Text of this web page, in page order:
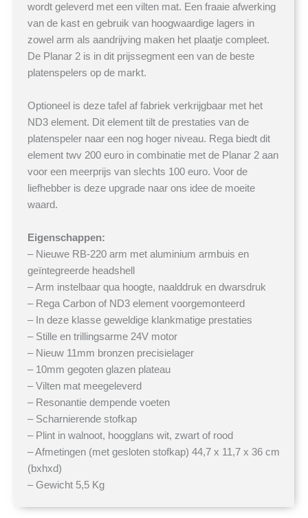
wordt geleverd met een vilten mat. Een fraaie afwerking
van de kast en gebruik van hoogwaardige lagers in
zowel arm als aandrijving maken het plaatje compleet.
De Planar 2 is in dit prijssegment een van de beste
platenspelers op de markt.
Optioneel is deze tafel af fabriek verkrijgbaar met het
ND3 element. Dit element tilt de prestaties van de
platenspeler naar een nog hoger niveau. Rega biedt dit
element twv 200 euro in combinatie met de Planar 2 aan
voor een meerprijs van slechts 100 euro. Voor de
liefhebber is deze upgrade naar ons idee de moeite
waard.
Eigenschappen:
– Nieuwe RB-220 arm met aluminium armbuis en
geïntegreerde headshell
– Arm instelbaar qua hoogte, naalddruk en dwarsdruk
– Rega Carbon of ND3 element voorgemonteerd
– In deze klasse geweldige klankmatige prestaties
– Stille en trillingsarme 24V motor
– Nieuw 11mm bronzen precisielager
– 10mm gegoten glazen plateau
– Vilten mat meegeleverd
– Resonantie dempende voeten
– Scharnierende stofkap
– Plint in walnoot, hoogglans wit, zwart of rood
– Afmetingen (met gesloten stofkap) 44,7 x 11,7 x 36 cm
(bxhxd)
– Gewicht 5,5 Kg